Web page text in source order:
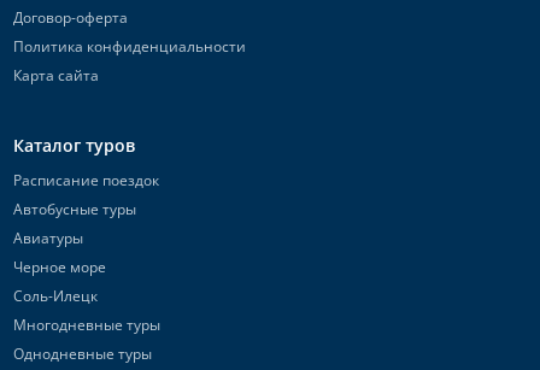
Договор-оферта
Политика конфиденциальности
Карта сайта
Каталог туров
Расписание поездок
Автобусные туры
Авиатуры
Черное море
Соль-Илецк
Многодневные туры
Однодневные туры